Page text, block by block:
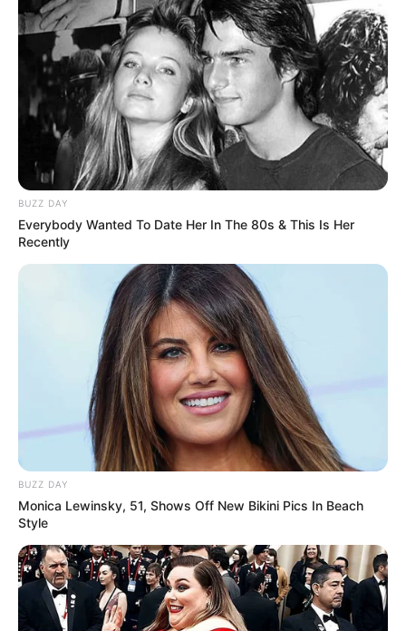
BUZZ DAY
Everybody Wanted To Date Her In The 80s & This Is Her
Recently
BUZZ DAY
Monica Lewinsky, 51, Shows Off New Bikini Pics In Beach
Style